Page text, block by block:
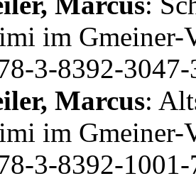
im Gmeiner-
3-8392-3047-
Marcus:
im Gmeiner-
3-8392-1001-